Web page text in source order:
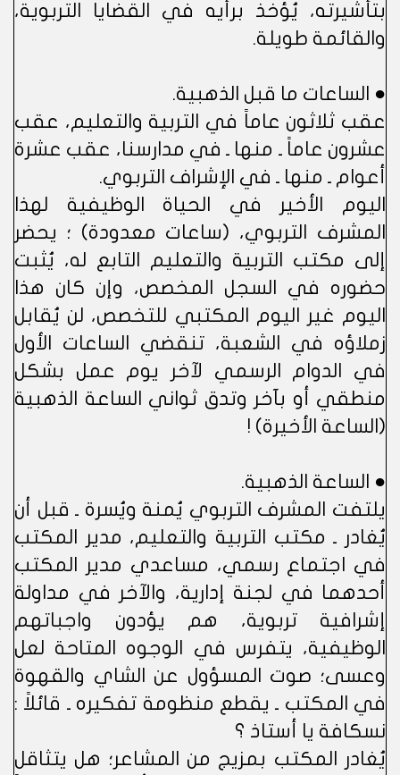
بتأشيرته، يُؤخذ برأيه في القضايا التربوية،
والقائمة طويلة.
● الساعات ما قبل الذهبية.
عقب ثلاثون عاماً في التربية والتعليم، عقب
عشرون عاماً ـ منها ـ في مدارسنا، عقب عشرة
أعوام ـ منها ـ في الإشراف التربوي.
اليوم الأخير في الحياة الوظيفية لهذا
المشرف التربوي، (ساعات معدودة) ؛ يحضر
إلى مكتب التربية والتعليم التابع له، يُثبت
حضوره في السجل المخصص، وإن كان هذا
اليوم غير اليوم المكتبي للتخصص، لن يُقابل
زملاؤه في الشعبة، تنقضي الساعات الأول
في الدوام الرسمي لآخر يوم عمل بشكل
منطقي أو بآخر وتدق ثواني الساعة الذهبية
(الساعة الأخيرة) !
● الساعة الذهبية.
يلتفت المشرف التربوي يُمنة ويُسرة ـ قبل أن
يُغادر ـ مكتب التربية والتعليم، مدير المكتب
في اجتماع رسمي، مساعدي مدير المكتب
أحدهما في لجنة إدارية، والآخر في مداولة
إشرافية تربوية، هم يؤدون واجباتهم
الوظيفية، يتفرس في الوجوه المتاحة لعل
وعسى؛ صوت المسؤول عن الشاي والقهوة
في المكتب ـ يقطع منظومة تفكيره ـ قائلاً :
نسكافة يا أستاذ ؟
يُغادر المكتب بمزيج من المشاعر؛ هل يتثاقل